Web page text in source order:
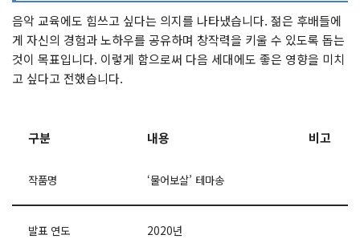
음악 교육에도 힘쓰고 싶다는 의지를 나타냈습니다. 젊은 후배들에
게 자신의 경험과 노하우를 공유하며 창작력을 키울 수 있도록 돕는
것이 목표입니다. 이렇게 함으로써 다음 세대에도 좋은 영향을 미치
고 싶다고 전했습니다.
구분 내용 비고
작품명 ‘물어보살’ 테마송
발표 연도 2020년